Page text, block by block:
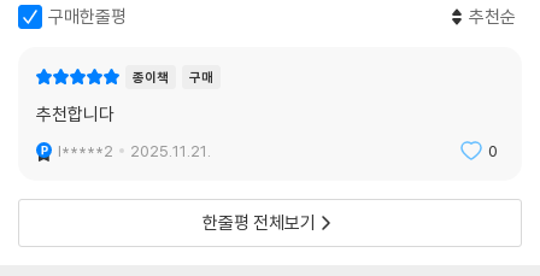
3장 「여성과 소수자를 위한 현장의 의료」
에서 국립중앙의료원 산부인과
에서 철저히 소외되어왔던 소수자들의 현실을 논하며 정상과 비정상을 판
생산 건강이 기존의 의료체계 속에서 필수의료가 아닌 부차적인 의료로 다
루어져왔음을 지적하고, 성과 재생산 건강은 단지 의료 문제가 아니라 가
인식해야 한다고 역설한다. 구체적인 현장 경험을 통해 여성 노동자의 산
업재해 문제, 여성 청소년이 처한 현실과 성교육의 문제 등을 뼈아프게 진
구매한줄평 추천순
종이책 구매
추천합니다
l*****2 2025.11.21. 0
한줄평 전체보기